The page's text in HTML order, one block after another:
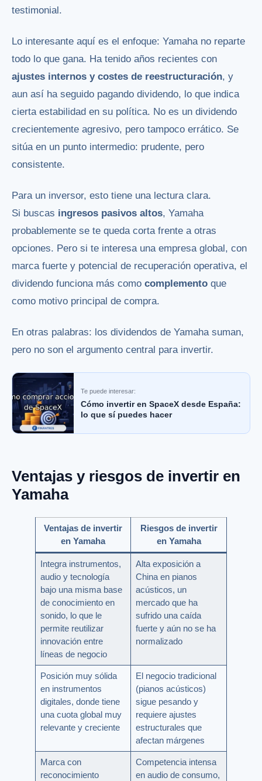
testimonial.
Lo interesante aquí es el enfoque: Yamaha no reparte
todo lo que gana. Ha tenido años recientes con
ajustes internos y costes de reestructuración, y
aun así ha seguido pagando dividendo, lo que indica
cierta estabilidad en su política. No es un dividendo
crecientemente agresivo, pero tampoco errático. Se
sitúa en un punto intermedio: prudente, pero
consistente.
Para un inversor, esto tiene una lectura clara.
Si buscas ingresos pasivos altos, Yamaha
probablemente se te queda corta frente a otras
opciones. Pero si te interesa una empresa global, con
marca fuerte y potencial de recuperación operativa, el
dividendo funciona más como complemento que
como motivo principal de compra.
En otras palabras: los dividendos de Yamaha suman,
pero no son el argumento central para invertir.
Te puede interesar:
Cómo invertir en SpaceX desde España:
lo que sí puedes hacer
Ventajas y riesgos de invertir en
Yamaha
Ventajas de invertir
en Yamaha
Riesgos de invertir
en Yamaha
Integra instrumentos,
audio y tecnología
bajo una misma base
de conocimiento en
sonido, lo que le
permite reutilizar
innovación entre
líneas de negocio
Alta exposición a
China en pianos
acústicos, un
mercado que ha
sufrido una caída
fuerte y aún no se ha
normalizado
Posición muy sólida
en instrumentos
digitales, donde tiene
una cuota global muy
relevante y creciente
El negocio tradicional
(pianos acústicos)
sigue pesando y
requiere ajustes
estructurales que
afectan márgenes
Marca con
reconocimiento
Competencia intensa
en audio de consumo,